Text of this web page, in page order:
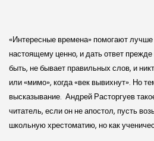
«Интересные времена» помогают лучше
настоящему ценно, и дать ответ
быть, не бывает правильных слов, и
или «мимо», когда «век вывихнут». Но
высказывание. Андрей Расторгуев
читатель, если он не апостол, пусть
школьную хрестоматию, но как